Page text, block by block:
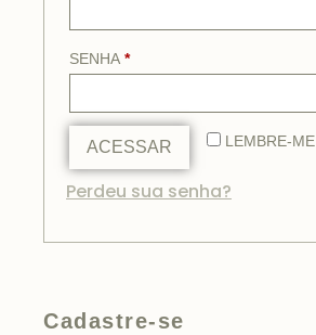
SENHA *
LEMBRE-ME
ACESSAR
Perdeu sua senha?
Cadastre-se